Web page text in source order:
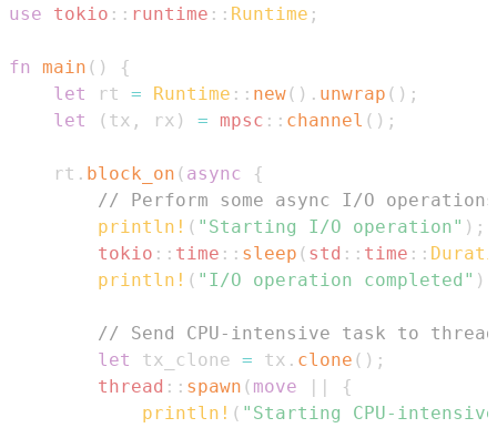
use
tokio :: runtime :: Runtime ;
fn main ( )
{
let
rt = Runtime :: new( ) . unwrap ( ) ;
let
( tx , rx ) = mpsc :: channel ( ) ;
    rt
. block_on ( async
{
// Perform some async I/O operations
println! ( "Starting I/O operation" ) ;
tokio :: time :: sleep ( std :: time ::
println! ( "I/O operation completed" )
// Send CPU-intensive task to
let
tx_clone = tx . clone ( ) ;
thread :: spawn ( move | |
{
println! ( "Starting CPU-